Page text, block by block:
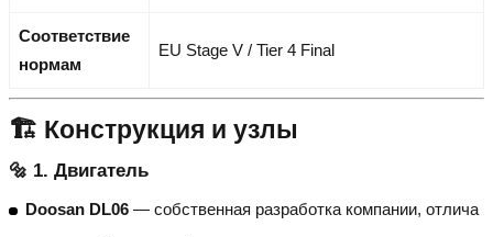
Соответствие
нормам
EU Stage V / Tier 4 Final
🏗️ Конструкция и узлы
🔩 1. Двигатель
Doosan DL06 — собственная разработка компании, отлича